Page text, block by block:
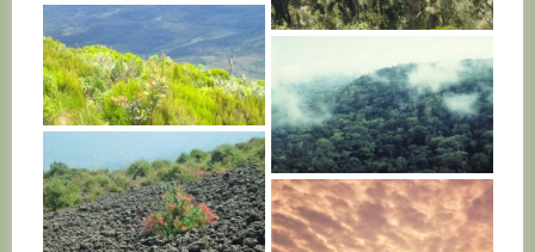
R. D. CONGO
R. D. CONGO
R. D. CONGO